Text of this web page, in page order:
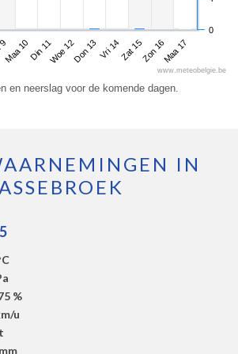
Maa 10Din 11Woe 12Don 13Vri 14Zat 15Zon 16Maa 17
0
www.meteobelgie.be
en neerslag voor de komende dagen.
IN
%
u